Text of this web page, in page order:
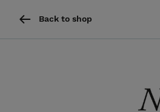
Back to shop